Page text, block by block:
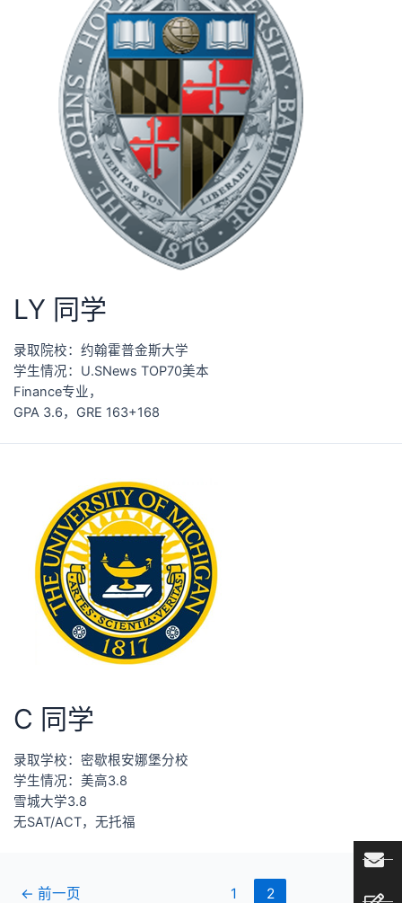
LY 同学
录取院校：约翰霍普金斯大学
学生情况：U.SNews TOP70美本
Finance专业，
GPA 3.6，GRE 163+168
C 同学
录取学校：密歇根安娜堡分校
学生情况：美高3.8
雪城大学3.8
无SAT/ACT，无托福
← 前一页 1 2